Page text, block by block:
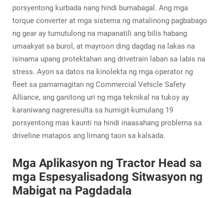
porsyentong kurbada nang hindi bumabagal. Ang mga
torque converter at mga sistema ng matalinong pagbabago
ng gear ay tumutulong na mapanatili ang bilis habang
umaakyat sa burol, at mayroon ding dagdag na lakas na
isinama upang protektahan ang drivetrain laban sa labis na
stress. Ayon sa datos na kinolekta ng mga operator ng
fleet sa pamamagitan ng Commercial Vehicle Safety
Alliance, ang ganitong uri ng mga teknikal na tukoy ay
karaniwang nagreresulta sa humigit-kumulang 19
porsyentong mas kaunti na hindi inaasahang problema sa
driveline matapos ang limang taon sa kalsada.
Mga Aplikasyon ng Tractor Head sa
mga Espesyalisadong Sitwasyon ng
Mabigat na Pagdadala